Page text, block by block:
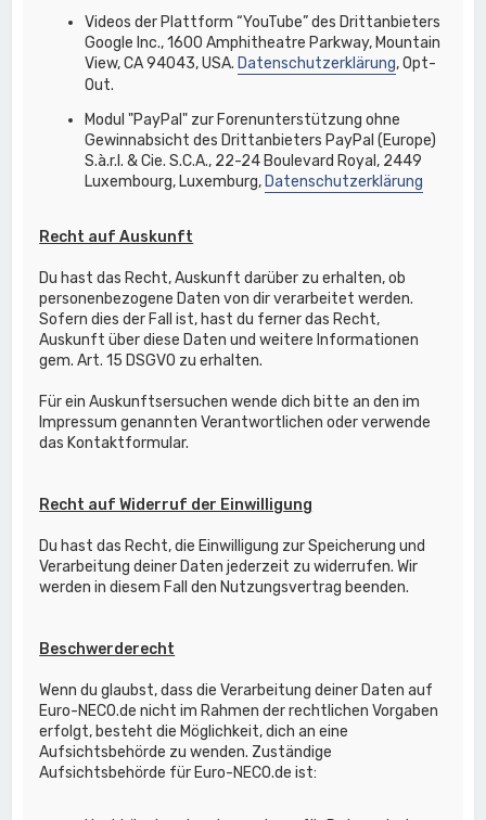
Videos der Plattform “YouTube” des Drittanbieters
Google Inc., 1600 Amphitheatre Parkway, Mountain
View, CA 94043, USA. Datenschutzerklärung, Opt-
Out.
Modul "PayPal" zur Forenunterstützung ohne
Gewinnabsicht des Drittanbieters PayPal (Europe)
S.à.r.l. & Cie. S.C.A., 22-24 Boulevard Royal, 2449
Luxembourg, Luxemburg, Datenschutzerklärung
Recht auf Auskunft
Du hast das Recht, Auskunft darüber zu erhalten, ob
personenbezogene Daten von dir verarbeitet werden.
Sofern dies der Fall ist, hast du ferner das Recht,
Auskunft über diese Daten und weitere Informationen
gem. Art. 15 DSGVO zu erhalten.
Für ein Auskunftsersuchen wende dich bitte an den im
Impressum genannten Verantwortlichen oder verwende
das Kontaktformular.
Recht auf Widerruf der Einwilligung
Du hast das Recht, die Einwilligung zur Speicherung und
Verarbeitung deiner Daten jederzeit zu widerrufen. Wir
werden in diesem Fall den Nutzungsvertrag beenden.
Beschwerderecht
Wenn du glaubst, dass die Verarbeitung deiner Daten auf
Euro-NECO.de nicht im Rahmen der rechtlichen Vorgaben
erfolgt, besteht die Möglichkeit, dich an eine
Aufsichtsbehörde zu wenden. Zuständige
Aufsichtsbehörde für Euro-NECO.de ist: